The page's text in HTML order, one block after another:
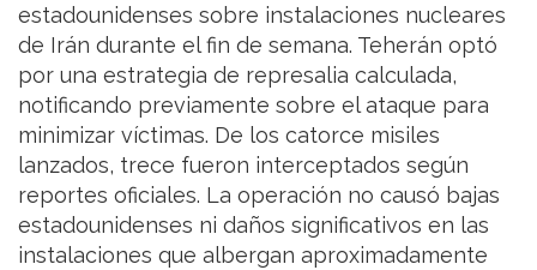
estadounidenses sobre instalaciones nucleares
de Irán durante el fin de semana. Teherán optó
por una estrategia de represalia calculada,
notificando previamente sobre el ataque para
minimizar víctimas. De los catorce misiles
lanzados, trece fueron interceptados según
reportes oficiales. La operación no causó bajas
estadounidenses ni daños significativos en las
instalaciones que albergan aproximadamente